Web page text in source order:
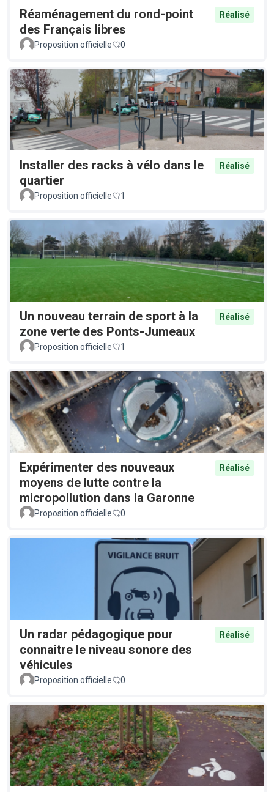
Réaménagement du rond-point
des Français libres
Réalisé
Proposition officielle 0
Installer des racks à vélo dans le
quartier
Réalisé
Proposition officielle 1
Un nouveau terrain de sport à la
zone verte des Ponts-Jumeaux
Réalisé
Proposition officielle 1
Expérimenter des nouveaux
moyens de lutte contre la
micropollution dans la Garonne
Réalisé
Proposition officielle 0
Un radar pédagogique pour
connaitre le niveau sonore des
véhicules
Réalisé
Proposition officielle 0